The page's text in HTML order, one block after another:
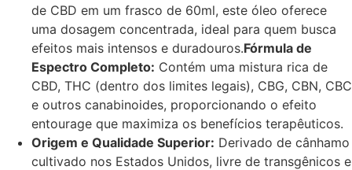
de CBD em um frasco de 60ml, este óleo oferece
uma dosagem concentrada, ideal para quem busca
efeitos mais intensos e duradouros.Fórmula de
Espectro Completo: Contém uma mistura rica de
CBD, THC (dentro dos limites legais), CBG, CBN, CBC
e outros canabinoides, proporcionando o efeito
entourage que maximiza os benefícios terapêuticos.
Origem e Qualidade Superior: Derivado de cânhamo
cultivado nos Estados Unidos, livre de transgênicos e